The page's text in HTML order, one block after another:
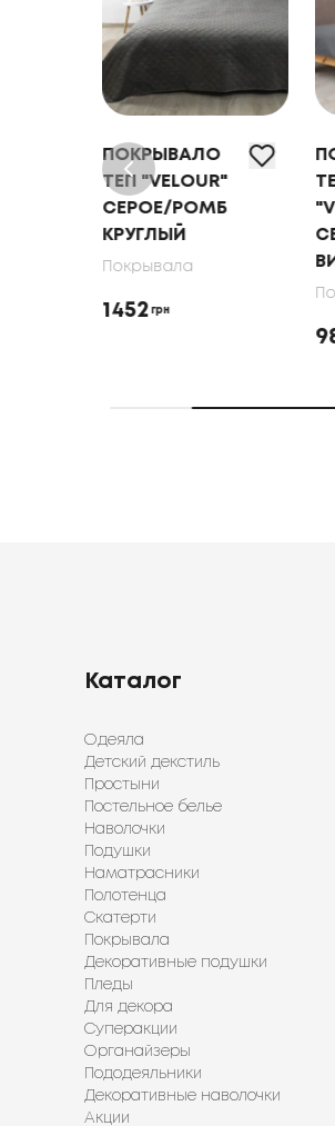
ПОКРЫВАЛО
ТЕП
"VINTAGE"
СЕРОЕ/
ВИНТАЖ
Каталог
Одеяла
Детский декстиль
Простыни
Постельное белье
Наволочки
Подушки
Наматрасники
Полотенца
Скатерти
Покрывала
Декоративные подушки
Пледы
Для декора
Суперакции
Органайзеры
Пододеяльники
Декоративные наволочки
Акции